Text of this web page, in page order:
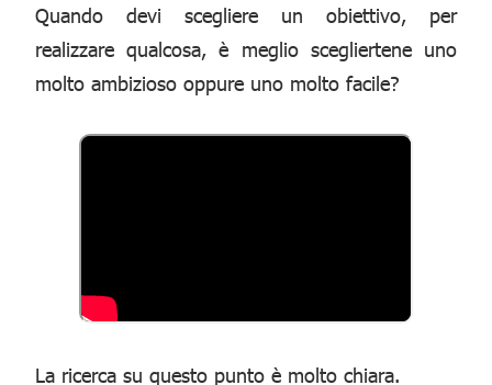
Quando devi scegliere un obiettivo, per
realizzare qualcosa, è meglio scegliertene uno
molto ambizioso oppure uno molto facile?
La ricerca su questo punto è molto chiara.